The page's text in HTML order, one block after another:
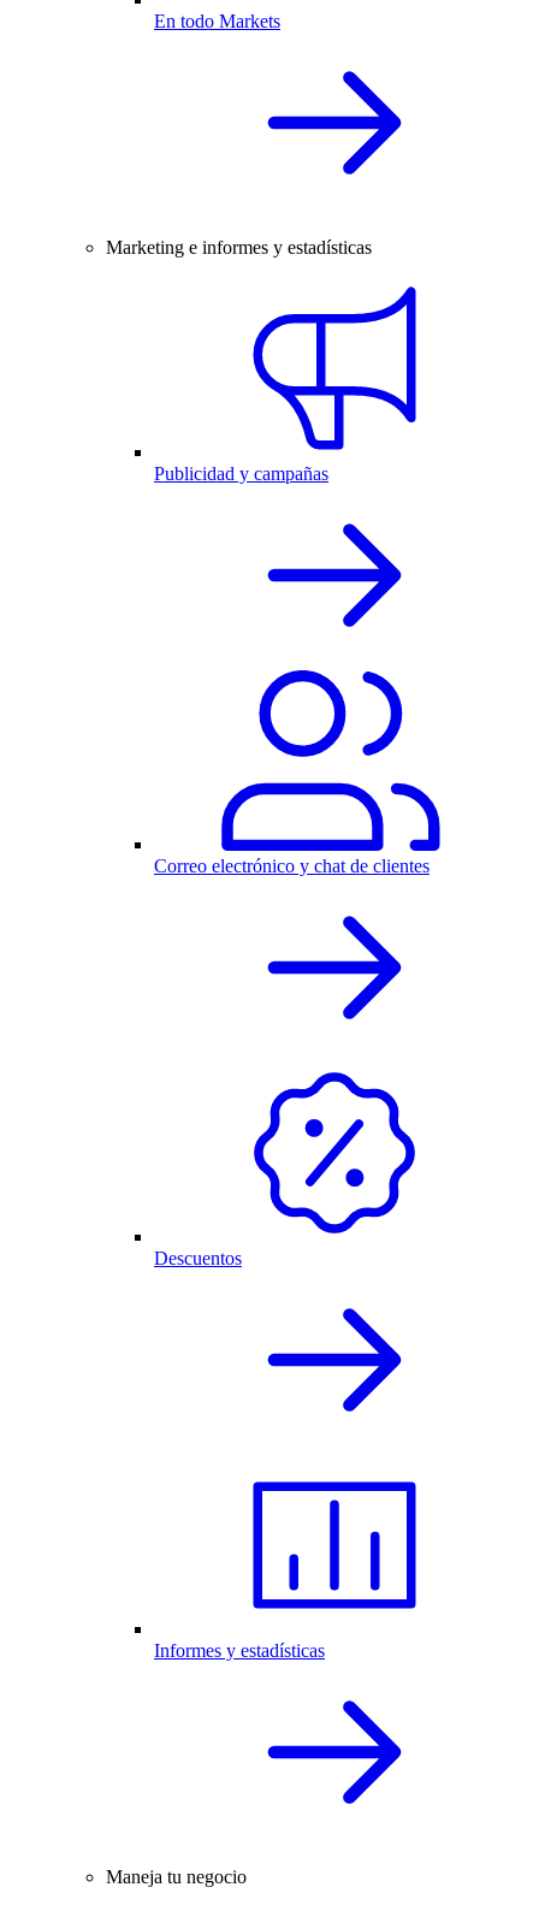
En todo Markets
Marketing e informes y estadísticas
Publicidad y campañas
Correo electrónico y chat de clientes
Descuentos
Informes y estadísticas
Maneja tu negocio